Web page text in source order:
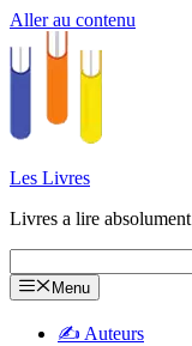
Aller au contenu
Les Livres
Livres a lire absolument
Menu
✍️ Auteurs